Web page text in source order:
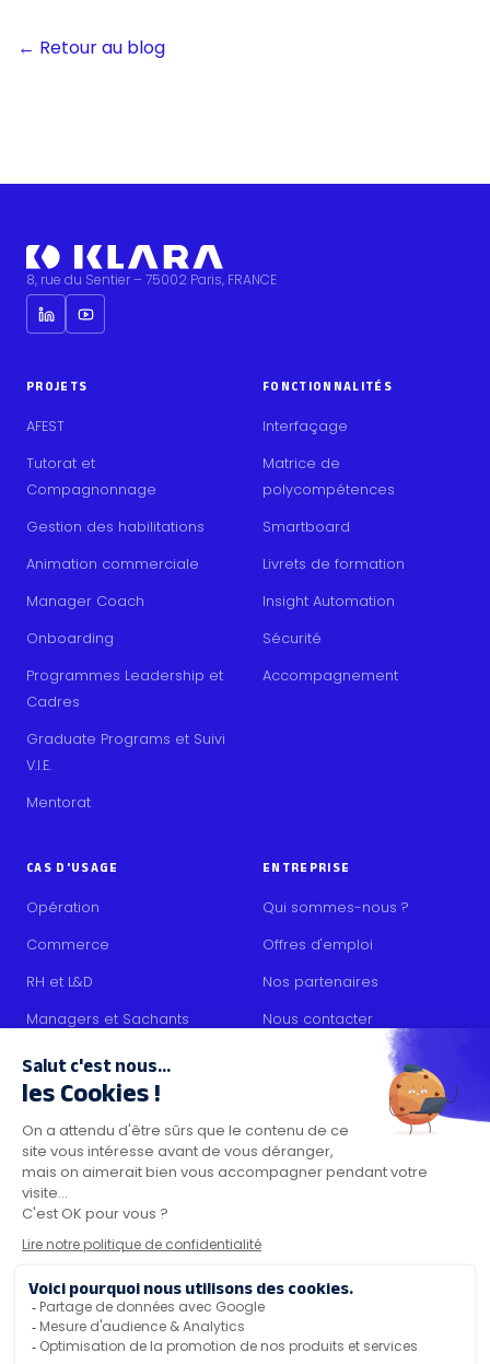
← Retour au blog
8, rue du Sentier – 75002 Paris, FRANCE
PROJETS
AFEST
Tutorat et
Compagnonnage
Gestion des habilitations
Animation commerciale
Manager Coach
Onboarding
Programmes Leadership et
Cadres
Graduate Programs et Suivi
V.I.E.
Mentorat
FONCTIONNALITÉS
Interfaçage
Matrice de
polycompétences
Smartboard
Livrets de formation
Insight Automation
Sécurité
Accompagnement
CAS D'USAGE
Opération
Commerce
RH et L&D
Managers et Sachants
Collaborateurs
ENTREPRISE
Qui sommes-nous ?
Offres d'emploi
Nos partenaires
Nous contacter
Contenus
Blog
Kit média